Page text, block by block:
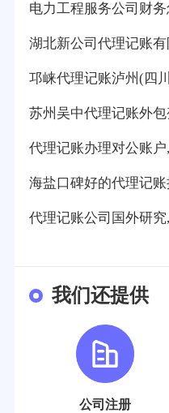
电力工程服务公司财
湖北新公司代理记账
邛崃代理记账泸州(四
苏州吴中代理记账外
代理记账办理对公账
海盐口碑好的代理记
代理记账公司国外研
我们还提供
公司注册